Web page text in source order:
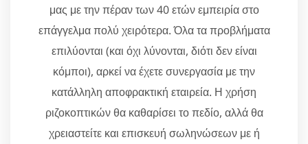
μας με την πέραν των 40 ετών εμπειρία στο
επάγγελμα πολύ χειρότερα. Όλα τα προβλήματα
επιλύονται (και όχι λύνονται, διότι δεν είναι
κόμποι), αρκεί να έχετε συνεργασία με την
κατάλληλη αποφρακτική εταιρεία. Η χρήση
ριζοκοπτικών θα καθαρίσει το πεδίο, αλλά θα
χρειαστείτε και επισκευή σωληνώσεων με ή